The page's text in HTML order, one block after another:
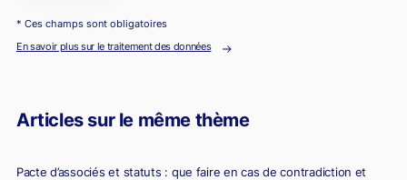
* Ces champs sont obligatoires
En savoir plus sur le traitement des données
Articles sur le même thème
Pacte d’associés et statuts : que faire en cas de contradiction et